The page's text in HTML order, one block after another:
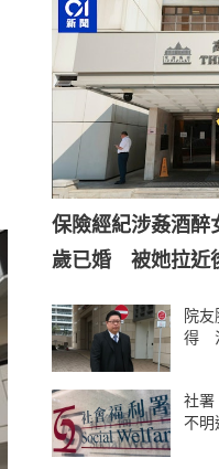
保險經紀涉姦酒
歲已婚 被她拉近
院
得
社署
不